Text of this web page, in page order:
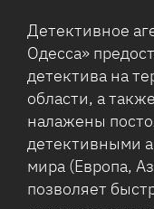
Детективное
Одесса»
детектива на
области, а
налажены
детективными
мира (Европа,
позволяет